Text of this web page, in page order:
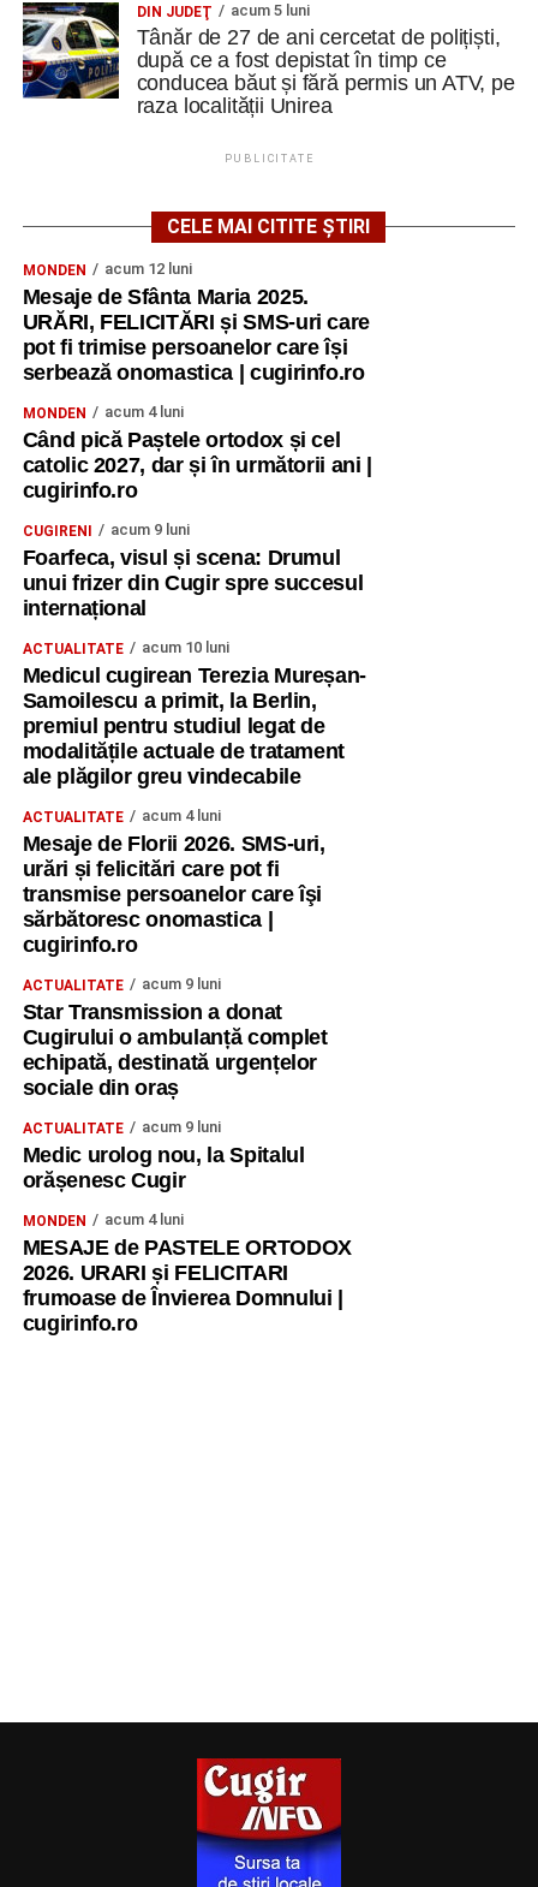
DIN JUDEŢ acum 5 luni
Tânăr de 27 de ani cercetat de polițiști,
după ce a fost depistat în timp ce
conducea băut și fără permis un ATV, pe
raza localității Unirea
PUBLICITATE
CELE MAI CITITE ȘTIRI
MONDEN acum 12 luni
Mesaje de Sfânta Maria 2025.
URĂRI, FELICITĂRI și SMS-uri care
pot fi trimise persoanelor care își
serbează onomastica | cugirinfo.ro
MONDEN acum 4 luni
Când pică Paștele ortodox și cel
catolic 2027, dar și în următorii ani |
cugirinfo.ro
CUGIRENI acum 9 luni
Foarfeca, visul și scena: Drumul
unui frizer din Cugir spre succesul
internațional
ACTUALITATE acum 10 luni
Medicul cugirean Terezia Mureșan-
Samoilescu a primit, la Berlin,
premiul pentru studiul legat de
modalitățile actuale de tratament
ale plăgilor greu vindecabile
ACTUALITATE acum 4 luni
Mesaje de Florii 2026. SMS-uri,
urări și felicitări care pot fi
transmise persoanelor care îşi
sărbătoresc onomastica |
cugirinfo.ro
ACTUALITATE acum 9 luni
Star Transmission a donat
Cugirului o ambulanță complet
echipată, destinată urgențelor
sociale din oraș
ACTUALITATE acum 9 luni
Medic urolog nou, la Spitalul
orășenesc Cugir
MONDEN acum 4 luni
MESAJE de PASTELE ORTODOX
2026. URARI și FELICITARI
frumoase de Învierea Domnului |
cugirinfo.ro